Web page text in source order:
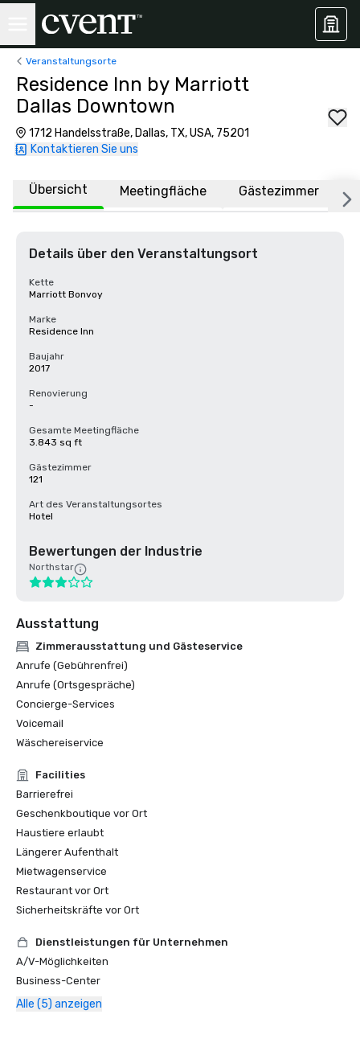
Veranstaltungsorte
Residence Inn by Marriott
Dallas Downtown
1712 Handelsstraße, Dallas, TX, USA, 75201
Kontaktieren Sie uns
Übersicht Meetingfläche Gästezimmer
Details über den Veranstaltungsort
Kette
Marriott Bonvoy
Marke
Residence Inn
Baujahr
2017
Renovierung
-
Gesamte Meetingfläche
3.843 sq ft
Gästezimmer
121
Art des Veranstaltungsortes
Hotel
Bewertungen der Industrie
Northstar
Ausstattung
Zimmerausstattung und Gästeservice
Anrufe (Gebührenfrei)
Anrufe (Ortsgespräche)
Concierge-Services
Voicemail
Wäschereiservice
Facilities
Barrierefrei
Geschenkboutique vor Ort
Haustiere erlaubt
Längerer Aufenthalt
Mietwagenservice
Restaurant vor Ort
Sicherheitskräfte vor Ort
Dienstleistungen für Unternehmen
A/V-Möglichkeiten
Business-Center
Alle (5) anzeigen